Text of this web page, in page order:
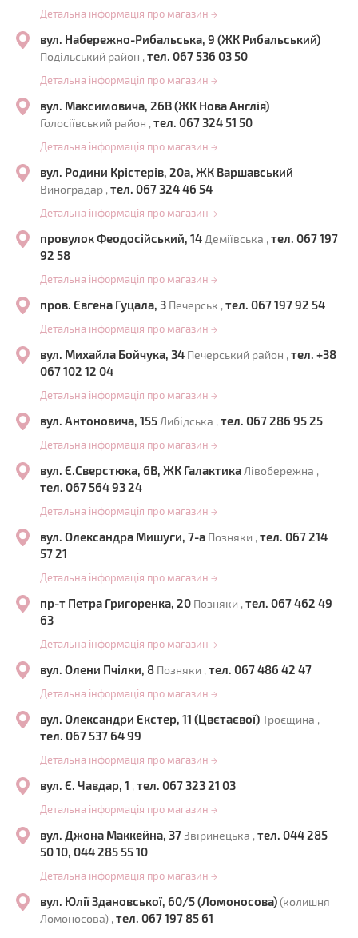
Детальна інформація про магазин →
вул. Набережно-Рибальська, 9 (ЖК Рибальський)
Подільський район , тел. 067 536 03 50
Детальна інформація про магазин →
вул. Максимовича, 26В (ЖК Нова Англія)
Голосіївський район , тел. 067 324 51 50
Детальна інформація про магазин →
вул. Родини Крістерів, 20а, ЖК Варшавський
Виноградар , тел. 067 324 46 54
Детальна інформація про магазин →
провулок Феодосійський, 14 Деміївська , тел. 067 197
92 58
Детальна інформація про магазин →
пров. Євгена Гуцала, 3 Печерськ , тел. 067 197 92 54
Детальна інформація про магазин →
вул. Михайла Бойчука, 34 Печерський район , тел. +38
067 102 12 04
Детальна інформація про магазин →
вул. Антоновича, 155Либідська , тел. 067 286 95 25
Детальна інформація про магазин →
вул. Є.Сверстюка, 6В, ЖК ГалактикаЛівобережна ,
тел. 067 564 93 24
Детальна інформація про магазин →
вул. Олександра Мишуги, 7-а Позняки , тел. 067 214
57 21
Детальна інформація про магазин →
пр-т Петра Григоренка, 20 Позняки , тел. 067 462 49
63
Детальна інформація про магазин →
вул. Олени Пчілки, 8 Позняки , тел. 067 486 42 47
Детальна інформація про магазин →
вул. Олександри Екстер, 11 (Цвєтаєвої)Троєщина ,
тел. 067 537 64 99
Детальна інформація про магазин →
вул. Є. Чавдар, 1 , тел. 067 323 21 03
Детальна інформація про магазин →
вул. Джона Маккейна, 37 Звіринецька , тел. 044 285
50 10, 044 285 55 10
Детальна інформація про магазин →
вул. Юлії Здановської, 60/5 (Ломоносова)(колишня
Ломоносова) , тел. 067 197 85 61